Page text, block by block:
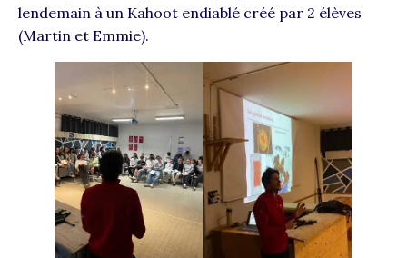
lendemain à un Kahoot endiablé créé par 2 élèves
(Martin et Emmie).